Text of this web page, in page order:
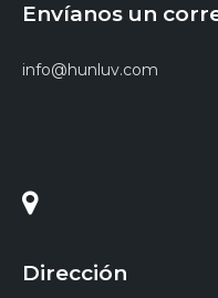
Envíanos un
info@hunluv.com
Dirección